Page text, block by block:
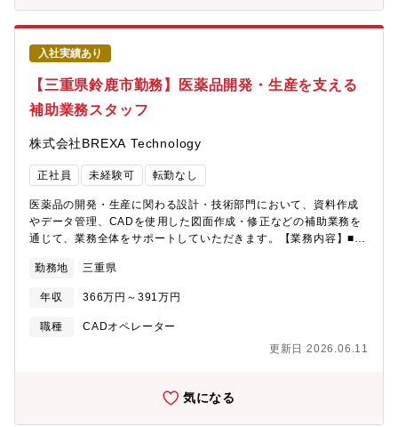
経験を積むことで、フィールドエンジニアとして着実に成長して
いただける環境です。【機械系・電気系・その他ツール】・一般
工具
入社実績あり
【三重県鈴鹿市勤務】医薬品開発・生産を支える
補助業務スタッフ
株式会社BREXA Technology
正社員 未経験可 転勤なし
医薬品の開発・生産に関わる設計・技術部門において、資料作成
やデータ管理、CADを使用した図面作成・修正などの補助業務を
通じて、業務全体をサポートしていただきます。【業務内容】■設
ータ整理など、日常業務のサポートを行っていただきます。■CAD
オペレーション業務設備やレイアウトなどの図面作成・修正を行
い、設計業務を技術面から支えていただきます。■書類・データ管
理図面や技術資料、関連データの管理・更新を行い、業務が円滑
中心に、関連部署と連携しながら補助業務を進めていただきま
的な知識や業務の流れを学んでいただけます。◎CADを使用した
業務に携わることで、実務に即したCADスキルを身につけていた
だけます。◎人々の健康を支える分野に関わることで、社会貢献
勤務地 三重県
年収 366万円～391万円
職種
CADオペレーター
更新日 2026.06.11
気になる